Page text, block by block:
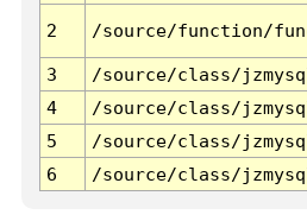
2 /source/function/
3 /source/class/
4
/source/class/
5
/source/class/
6
/source/class/